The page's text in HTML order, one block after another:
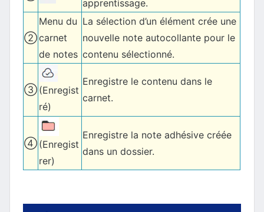
apprentissage.
②
Menu du
carnet
de notes
La sélection d’un élément crée une
nouvelle note autocollante pour le
contenu sélectionné.
③ (Enregist
ré)
Enregistre le contenu dans le
carnet.
④ (Enregist
rer)
Enregistre la note adhésive créée
dans un dossier.